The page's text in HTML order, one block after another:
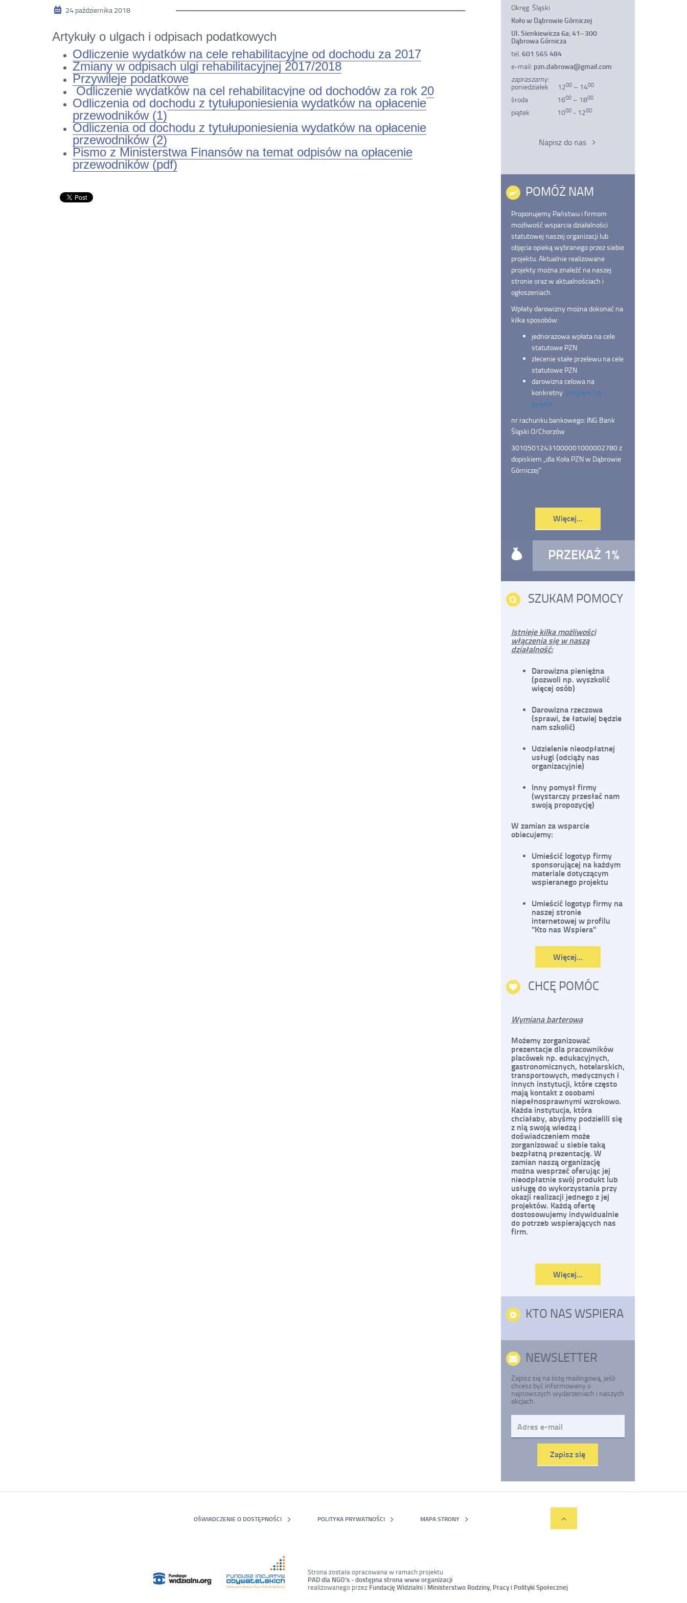
24 października 2018 strony strony
Artykuły o ulgach i odpisach podatkowych
Odliczenie wydatków na cele rehabilitacyjne od dochodu za 2017
Zmiany w odpisach ulgi rehabilitacyjnej 2017/2018
Przywileje podatkowe
Odliczenie wydatków na cel rehabilitacyjne od dochodów za rok 20
Odliczenia od dochodu z tytułuponiesienia wydatków na opłacenie
przewodników (1)
Odliczenia od dochodu z tytułuponiesienia wydatków na opłacenie
przewodników (2)
Pismo z Ministerstwa Finansów na temat odpisów na opłacenie
przewodników (pdf)
Okręg Śląski
Koło w Dąbrowie Górniczej
Ul. Sienkiewicza 6a;41–300
Dąbrowa Górnicza
tel. 601 565 484
e-mail: pzn.dabrowa@gmail.com
zapraszamy:
poniedziałek 1200– 1400
środa 1600– 1800
piątek 1000- 1200
Napisz do nas
POMÓŻ NAM
Proponujemy Państwu i firmom
możliwość wsparcia działalności
statutowej naszej organizacji lub
objęcia opieką wybranego przez siebie
projektu. Aktualnie realizowane
projekty można znaleźć na naszej
stronie oraz w aktualnościach i
ogłoszeniach.
Wpłaty darowizny można dokonać na
kilka sposobów:
jednorazowa wpłata na cele
statutowe PZN
zlecenie stałe przelewu na cele
statutowe PZN
darowizna celowa na
konkretny program lub
projekt
nr rachunku bankowego: ING Bank
Śląski O/Chorzów
30105012431000001000002780 z
dopiskiem „dla Koła PZN w Dąbrowie
Górniczej”
Czytaj
Więcej...o:
Pomóż
nam
PRZEKAŻ 1%
SZUKAM POMOCY
Istnieje kilka możliwości
włączenia się w naszą
działalność:
Darowizna pieniężna
(pozwoli np. wyszkolić
więcej osób)
Darowizna rzeczowa
(sprawi, że łatwiej będzie
nam szkolić)
Udzielenie nieodpłatnej
usługi (odciąży nas
organizacyjnie)
Inny pomysł firmy
(wystarczy przesłać nam
swoją propozycję)
W zamian za wsparcie
obiecujemy:
Umieścić logotyp firmy
sponsorującej na każdym
materiale dotyczącym
wspieranego projektu
Umieścić logotyp firmy na
naszej stronie
internetowej w profilu
"Kto nas Wspiera"
Czytaj
Więcej...o:
Szukam
pomocy
CHCĘ POMÓC
Wymiana barterowa
Możemy zorganizować
prezentacje dla pracowników
placówek np. edukacyjnych,
gastronomicznych, hotelarskich,
transportowych, medycznych i
innych instytucji, które często
mają kontakt z osobami
niepełnosprawnymi wzrokowo.
Każda instytucja, która
chciałaby, abyśmy podzielili się
z nią swoją wiedzą i
doświadczeniem może
zorganizować u siebie taką
bezpłatną prezentację. W
zamian naszą organizację
można wesprzeć oferując jej
nieodpłatnie swój produkt lub
usługę do wykorzystania przy
okazji realizacji jednego z jej
projektów. Każdą ofertę
dostosowujemy indywidualnie
do potrzeb wspierających nas
firm.
Czytaj
Więcej...o:
Chcę
pomóc
KTO NAS WSPIERA
NEWSLETTER
Zapisz się na listę mailingową, jeśli
chcesz być informowany o
najnowszych wydarzeniach i naszych
akcjach.
mail
Zapisz się
OŚWIADCZENIE O DOSTĘPNOŚCI POLITYKA PRYWATNOŚCI MAPA STRONY
do
Strona została opracowana w ramach projektu
PAD dla NGO's - dostępna strona www organizacji
realizowanego przez Fundację Widzialni i Ministerstwo Rodziny, Pracy i Polityki Społecznej